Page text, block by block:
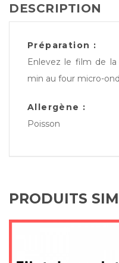
DESCRIPTION
Préparation :
Enlevez le film de
min au four micro-
Allergène :
Poisson
PRODUITS